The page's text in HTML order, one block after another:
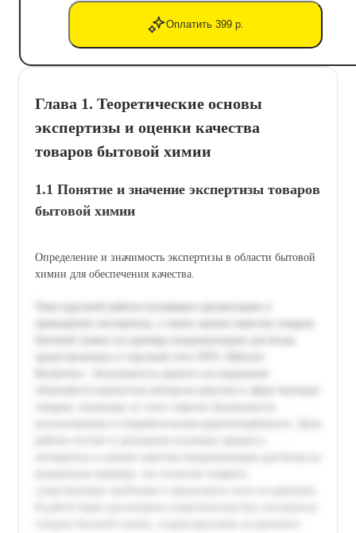
Оплатить 399 р.
Глава 1. Теоретические основы
экспертизы и оценки качества
товаров бытовой химии
1.1 Понятие и значение экспертизы товаров
бытовой химии
Определение и значимость экспертизы в области бытовой
химии для обеспечения качества.